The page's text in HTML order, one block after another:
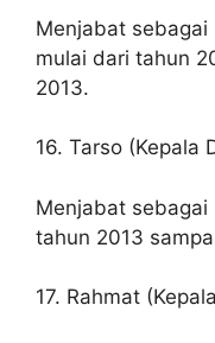
Menjabat sebagai
mulai dari tahun
2013.
16. Tarso (Kepala
Menjabat sebagai
tahun 2013
17. Rahmat